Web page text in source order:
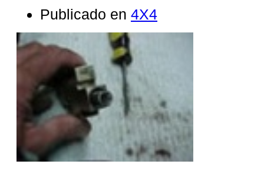
Publicado en 4X4